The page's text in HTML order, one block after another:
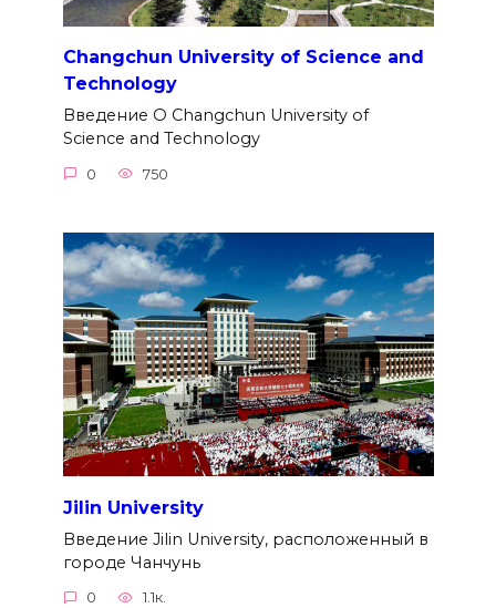
Changchun University of Science and
Technology
Введение О Changchun University of
Science and Technology
0 750
Jilin University
Введение Jilin University, расположенный в
городе Чанчунь
0 1.1к.